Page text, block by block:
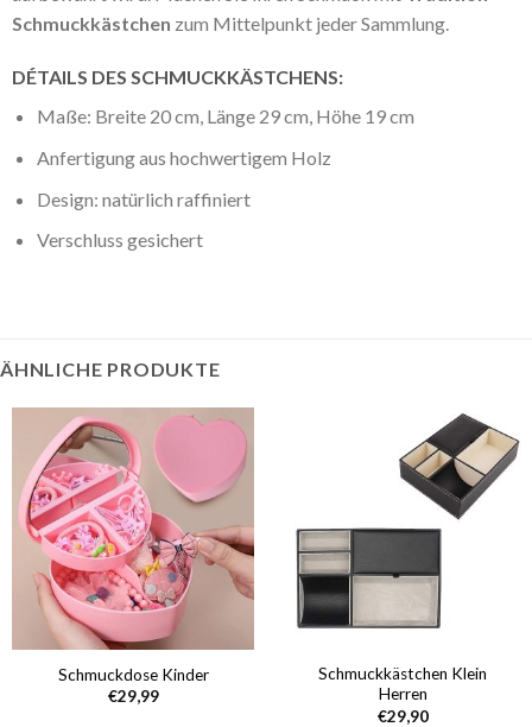
Schmuckkästchen zum Mittelpunkt jeder Sammlung.
DÉTAILS DES SCHMUCKKÄSTCHENS:
Maße: Breite 20 cm, Länge 29 cm, Höhe 19 cm
Anfertigung aus hochwertigem Holz
Design: natürlich raffiniert
Verschluss gesichert
ÄHNLICHE PRODUKTE
Schmuckdose Kinder
€29,99
Schmuckkästchen Klein
Herren
€29,90